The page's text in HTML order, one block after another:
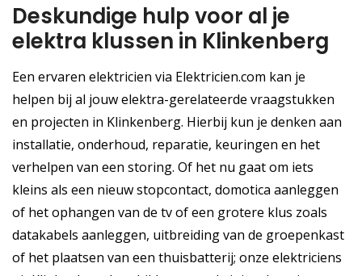
Deskundige hulp voor al je
elektra klussen in Klinkenberg
Een ervaren elektricien via Elektricien.com kan je
helpen bij al jouw elektra-gerelateerde vraagstukken
en projecten in Klinkenberg. Hierbij kun je denken aan
installatie, onderhoud, reparatie, keuringen en het
verhelpen van een storing. Of het nu gaat om iets
kleins als een nieuw stopcontact, domotica aanleggen
of het ophangen van de tv of een grotere klus zoals
datakabels aanleggen, uitbreiding van de groepenkast
of het plaatsen van een thuisbatterij; onze elektriciens